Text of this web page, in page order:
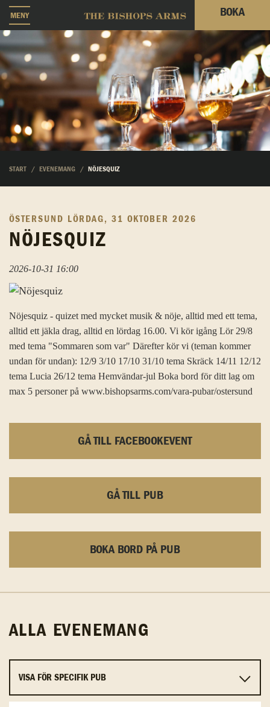
MENY BOKA
START EVENEMANG NÖJESQUIZ
ÖSTERSUND LÖRDAG, 31 OKTOBER 2026
NÖJESQUIZ
2026-10-31 16:00
Nöjesquiz - quizet med mycket musik & nöje, alltid med ett tema,
alltid ett jäkla drag, alltid en lördag 16.00. Vi kör igång Lör 29/8
med tema "Sommaren som var" Därefter kör vi (teman kommer
undan för undan): 12/9 3/10 17/10 31/10 tema Skräck 14/11 12/12
tema Lucia 26/12 tema Hemvändar-jul Boka bord för ditt lag om
max 5 personer på www.bishopsarms.com/vara-pubar/ostersund
GÅ TILL FACEBOOKEVENT
GÅ TILL PUB
BOKA BORD PÅ PUB
ALLA EVENEMANG